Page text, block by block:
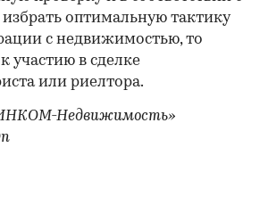
избрать оптимальную тактику
с недвижимостью, то
участию в сделке
или риелтора.
Недвижимость»